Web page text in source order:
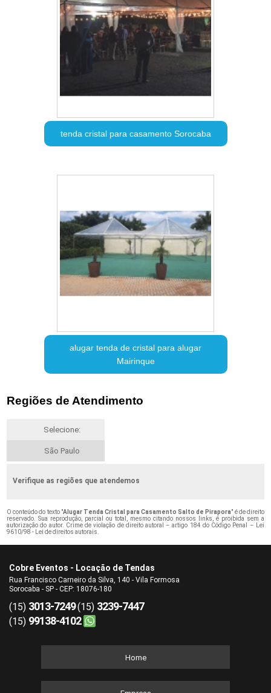
tenda cristal para casamento Sorocaba
alugar tenda de cristal para alugar
Mairinque
Regiões de Atendimento
Selecione:
São Paulo
Verifique as regiões que atendemos
O conteúdo do texto "Alugar Tenda Cristal para Casamento Salto de Pirapora" é de direito
reservado. Sua reprodução, parcial ou total, mesmo citando nossos links, é proibida sem a
autorização do autor. Crime de violação de direito autoral – artigo 184 do Código Penal – Lei
9610/98 - Lei de direitos autorais.
Cobre Eventos - Locação de Tendas
Rua Francisco Carneiro da Silva, 140 - Vila Formosa
Sorocaba - SP - CEP: 18076-180
(15) 3013-7249(15) 3239-7447
(15) 99138-4102
Home